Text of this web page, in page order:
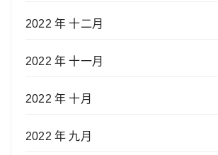
2022 年 十二月
2022 年 十一月
2022 年 十月
2022 年 九月